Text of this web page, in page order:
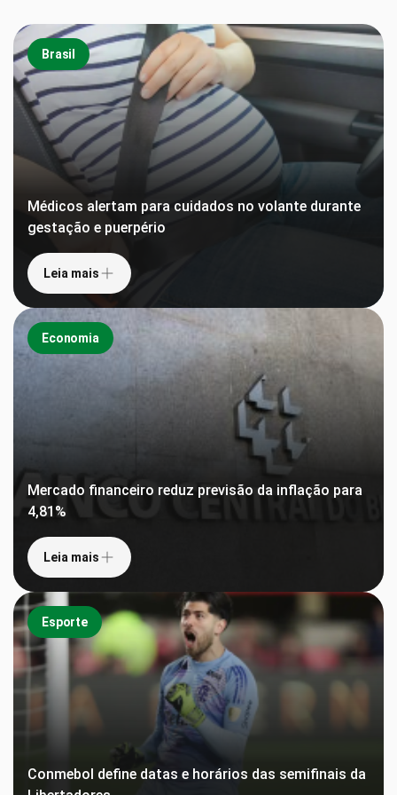
Brasil
Médicos alertam para cuidados no volante durante
gestação e puerpério
Leia mais
Economia
Mercado financeiro reduz previsão da inflação para
4,81%
Leia mais
Esporte
Conmebol define datas e horários das semifinais da